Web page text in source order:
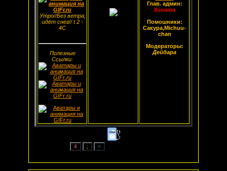
Утро//Без ветра,
идёт снег// t 2 -
4С
Полезные
Ссылки:
Глав. админ:
Хината
Помошники:
Сакура,Michuu-
chan
Модераторы:
Дейдара